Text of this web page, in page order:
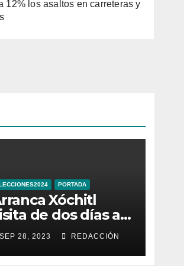
12% los asaltos en carreteras y
PORTADA
Xóchitl
de dos días a
que llama
33” de
SEP 28, 2023 REDACCIÓN